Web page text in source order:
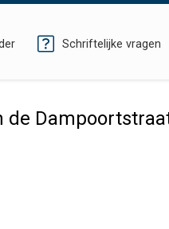
Schriftelijke vragen